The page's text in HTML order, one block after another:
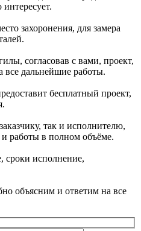
захоронения, для замера
согласовав с вами, проект,
все дальнейшие работы.
бесплатный проект,
так и исполнителю,
работы в полном объёме.
сроки исполнение,
объясним и ответим на все